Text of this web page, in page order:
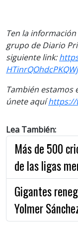
Ten la
grupo de Diario
siguiente link:
También estamos
únete aquíhttps://
Lea También:
Más de 500
de las ligas
Gigantes
Yolmer